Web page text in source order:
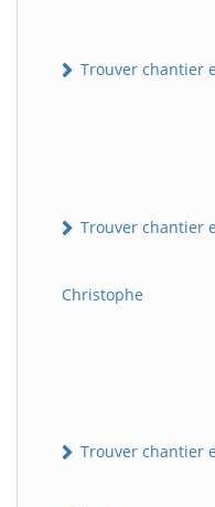
Trouver chantier
Trouver chantier
Christophe
Trouver chantier